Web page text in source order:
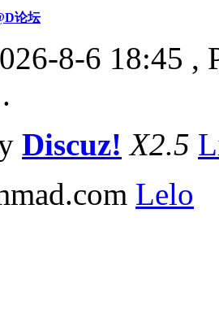
论坛
8-6 18:45 ,
Discuz! X2.5
Lelo